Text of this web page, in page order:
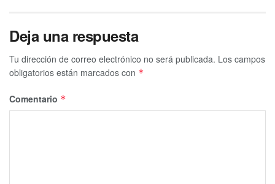
Deja una respuesta
Tu dirección de correo electrónico no será publicada. Los campos
obligatorios están marcados con *
Comentario *